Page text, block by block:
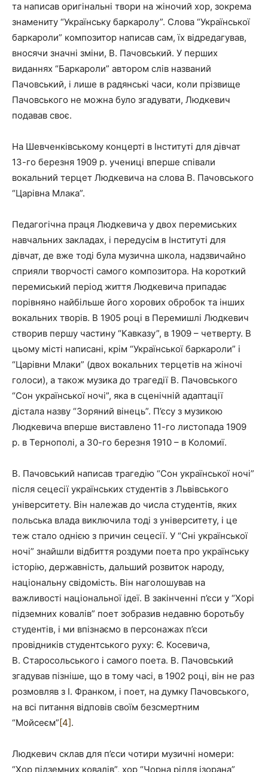
та написав оригінальні твори на жіночий хор, зокрема
знамениту “Українську баркаролу”. Слова “Української
баркароли” композитор написав сам, їх відредагував,
вносячи значні зміни, В. Пачовський. У перших
виданнях “Баркароли” автором слів названий
Пачовський, і лише в радянські часи, коли прізвище
Пачовського не можна було згадувати, Людкевич
подавав своє.
На Шевченківському концерті в Інституті для дівчат
13-го березня 1909 р. учениці вперше співали
вокальний терцет Людкевича на слова В. Пачовського
“Царівна Млака”.
Педагогічна праця Людкевича у двох перемиських
навчальних закладах, і передусім в Інституті для
дівчат, де вже тоді була музична школа, надзвичайно
сприяли творчості самого композитора. На короткий
перемиський період життя Людкевича припадає
порівняно найбільше його хорових обробок та інших
вокальних творів. В 1905 році в Перемишлі Людкевич
створив першу частину “Кавказу”, в 1909 – четверту. В
цьому місті написані, крім “Української баркароли” і
“Царівни Млаки” (двох вокальних терцетів на жіночі
голоси), а також музика до трагедії В. Пачовського
“Сон української ночі”, яка в сценічній адаптації
дістала назву “Зоряний вінець”. П’єсу з музикою
Людкевича вперше виставлено 11-го листопада 1909
р. в Тернополі, а 30-го березня 1910 – в Коломиї.
В. Пачовський написав трагедію “Сон української ночі”
після сецесії українських студентів з Львівського
університету. Він належав до числа студентів, яких
польська влада виключила тоді з університету, і це
теж стало однією з причин сецесії. У “Сні української
ночі” знайшли відбиття роздуми поета про українську
історію, державність, дальший розвиток народу,
національну свідомість. Він наголошував на
важливості національної ідеї. В закінченні п’єси у “Хорі
підземних ковалів” поет зобразив недавню боротьбу
студентів, і ми впізнаємо в персонажах п’єси
провідників студентського руху: Є. Косевича,
В. Старосольського і самого поета. В. Пачовський
згадував пізніше, що в тому часі, в 1902 році, він не раз
розмовляв з І. Франком, і поет, на думку Пачовського,
на всі питання відповів своїм безсмертним
“Мойсеєм” [4].
Людкевич склав для п’єси чотири музичні номери:
“Хор підземних ковалів”, хор “Чорна рілля ізорана”